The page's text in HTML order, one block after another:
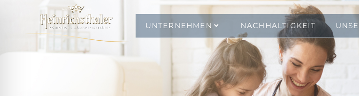
UNTERNEHMEN
NACHHALTIGKEIT